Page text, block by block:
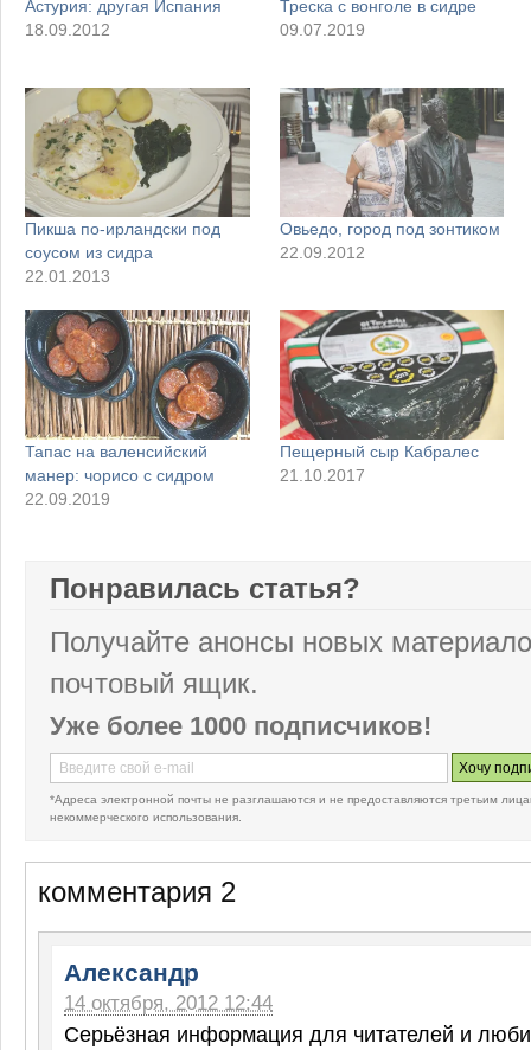
Астурия: другая Испания
18.09.2012
Треска с вонголе в сидре
09.07.2019
Пикша по-ирландски под
соусом из сидра
22.01.2013
Овьедо, город под зонтиком
22.09.2012
Тапас на валенсийский
манер: чорисо с сидром
22.09.2019
Пещерный сыр Кабралес
21.10.2017
Понравилась статья?
Получайте анонсы новых
почтовый ящик.
Уже более 1000 подписчиков!
*Адреса электронной почты не разглашаются и не предоставляются третьим
некоммерческого использования.
комментария 2
Александр
14 октября, 2012 12:44
Серьёзная информация для читателей и